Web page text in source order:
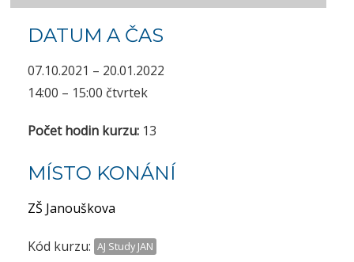
DATUM A ČAS
07.10.2021 – 20.01.2022
14:00 – 15:00 čtvrtek
Počet hodin kurzu: 13
MÍSTO KONÁNÍ
ZŠ Janouškova
Kód kurzu: AJ Study JAN